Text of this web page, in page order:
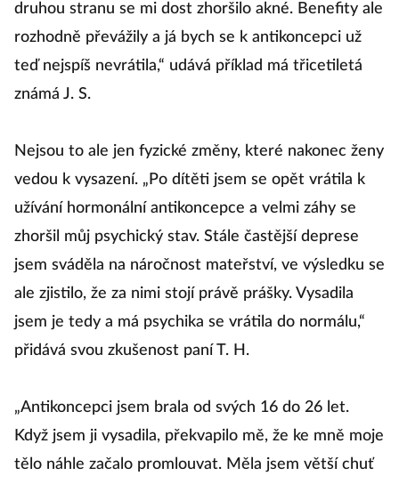
druhou stranu se mi dost zhoršilo akné. Benefity ale
rozhodně převážily a já bych se k antikoncepci už
teď nejspíš nevrátila,“ udává příklad má třicetiletá
známá J. S.
Nejsou to ale jen fyzické změny, které nakonec ženy
vedou k vysazení. „Po dítěti jsem se opět vrátila k
užívání hormonální antikoncepce a velmi záhy se
zhoršil můj psychický stav. Stále častější deprese
jsem sváděla na náročnost mateřství, ve výsledku se
ale zjistilo, že za nimi stojí právě prášky. Vysadila
jsem je tedy a má psychika se vrátila do normálu,“
přidává svou zkušenost paní T. H.
„Antikoncepci jsem brala od svých 16 do 26 let.
Když jsem ji vysadila, překvapilo mě, že ke mně moje
tělo náhle začalo promlouvat. Měla jsem větší chuť